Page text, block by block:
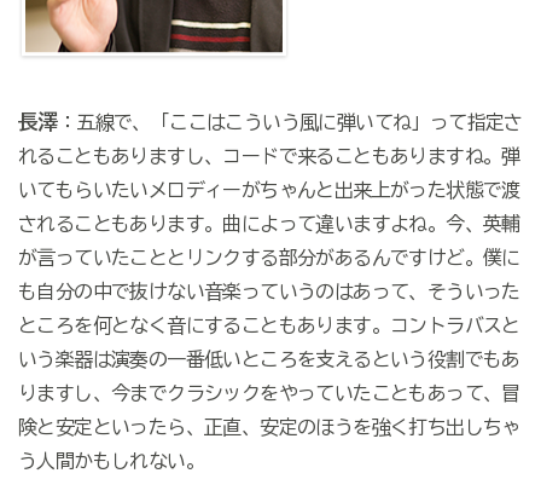
長澤：五線で、「ここはこういう風に弾いてね」って指定さ
れることもありますし、コードで来ることもありますね。弾
いてもらいたいメロディーがちゃんと出来上がった状態で渡
されることもあります。曲によって違いますよね。今、英輔
が言っていたこととリンクする部分があるんですけど。僕に
も自分の中で抜けない音楽っていうのはあって、そういった
ところを何となく音にすることもあります。コントラバスと
いう楽器は演奏の一番低いところを支えるという役割でもあ
りますし、今までクラシックをやっていたこともあって、冒
険と安定といったら、正直、安定のほうを強く打ち出しちゃ
う人間かもしれない。